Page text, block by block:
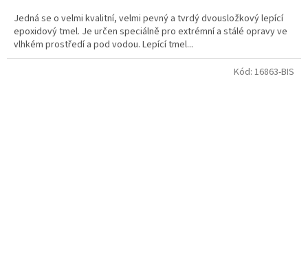
Jedná se o velmi kvalitní, velmi pevný a tvrdý dvousložkový lepící
epoxidový tmel. Je určen speciálně pro extrémní a stálé opravy ve
vlhkém prostředí a pod vodou. Lepící tmel...
Kód: 16863-BIS